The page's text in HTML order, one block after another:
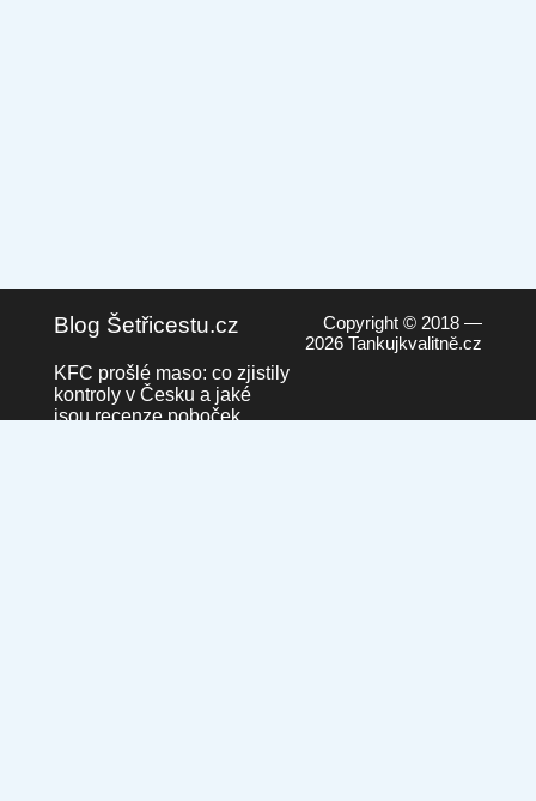
Blog Šetřicestu.cz
KFC prošlé maso: co zjistily
kontroly v Česku a jaké
jsou recenze poboček
Copyright © 2018 —
2026 Tankujkvalitně.cz